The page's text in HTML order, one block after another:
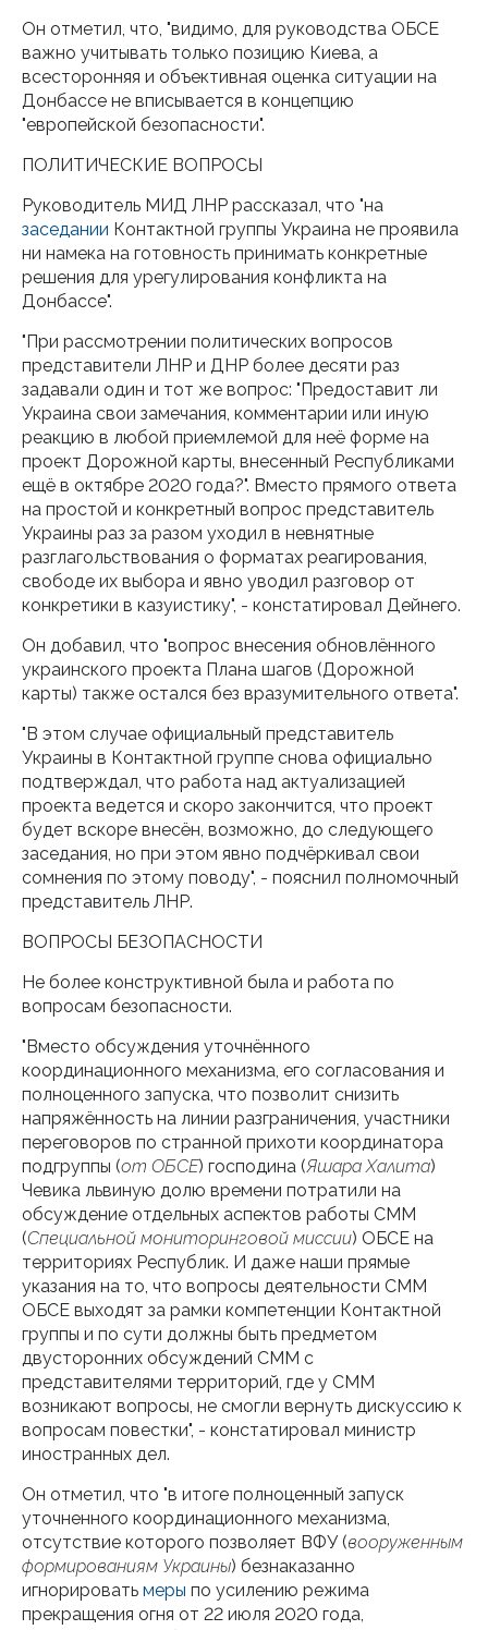
Он отметил, что, "видимо, для руководства ОБСЕ
важно учитывать только позицию Киева, а
всесторонняя и объективная оценка ситуации на
Донбассе не вписывается в концепцию
"европейской безопасности".
ПОЛИТИЧЕСКИЕ ВОПРОСЫ
Руководитель МИД ЛНР рассказал, что "на
заседании Контактной группы Украина не проявила
ни намека на готовность принимать конкретные
решения для урегулирования конфликта на
Донбассе".
"При рассмотрении политических вопросов
представители ЛНР и ДНР более десяти раз
задавали один и тот же вопрос: "Предоставит ли
Украина свои замечания, комментарии или иную
реакцию в любой приемлемой для неё форме на
проект Дорожной карты, внесенный Республиками
ещё в октябре 2020 года?". Вместо прямого ответа
на простой и конкретный вопрос представитель
Украины раз за разом уходил в невнятные
разглагольствования о форматах реагирования,
свободе их выбора и явно уводил разговор от
конкретики в казуистику", - констатировал Дейнего.
Он добавил, что "вопрос внесения обновлённого
украинского проекта Плана шагов (Дорожной
карты) также остался без вразумительного ответа".
"В этом случае официальный представитель
Украины в Контактной группе снова официально
подтверждал, что работа над актуализацией
проекта ведется и скоро закончится, что проект
будет вскоре внесён, возможно, до следующего
заседания, но при этом явно подчёркивал свои
сомнения по этому поводу", - пояснил полномочный
представитель ЛНР.
ВОПРОСЫ БЕЗОПАСНОСТИ
Не более конструктивной была и работа по
вопросам безопасности.
"Вместо обсуждения уточнённого
координационного механизма, его согласования и
полноценного запуска, что позволит снизить
напряжённость на линии разграничения, участники
переговоров по странной прихоти координатора
подгруппы (от ОБСЕ) господина (Яшара Халита)
Чевика львиную долю времени потратили на
обсуждение отдельных аспектов работы СММ
(Специальной мониторинговой миссии) ОБСЕ на
территориях Республик. И даже наши прямые
указания на то, что вопросы деятельности СММ
ОБСЕ выходят за рамки компетенции Контактной
группы и по сути должны быть предметом
двусторонних обсуждений СММ с
представителями территорий, где у СММ
возникают вопросы, не смогли вернуть дискуссию к
вопросам повестки", - констатировал министр
иностранных дел.
Он отметил, что "в итоге полноценный запуск
уточненного координационного механизма,
отсутствие которого позволяет ВФУ (вооруженным
формированиям Украины) безнаказанно
игнорировать меры по усилению режима
прекращения огня от 22 июля 2020 года,